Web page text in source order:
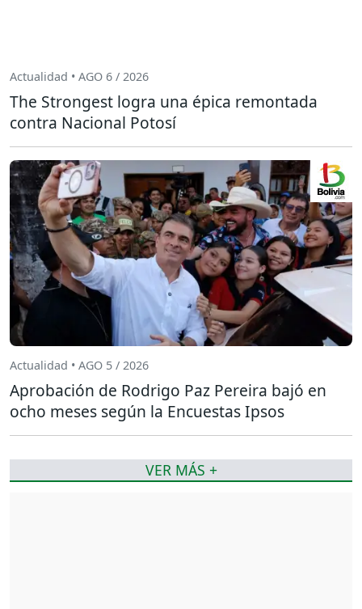
Actualidad • AGO 6 / 2026
The Strongest logra una épica remontada
contra Nacional Potosí
Actualidad • AGO 5 / 2026
Aprobación de Rodrigo Paz Pereira bajó en
ocho meses según la Encuestas Ipsos
VER MÁS +